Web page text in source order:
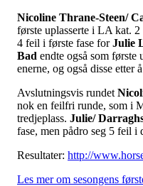
Nicoline Thrane-Steen/
første uplasserte i LA kat.
4 feil i første fase forJulie
Bad endte også som første
enerne, og også disse etter
Avslutningsvis rundet
nok en feilfri runde, som i
tredjeplass. Julie/
fase, men pådro seg 5 feil i
Resultater: http://
Les mer om sesongens